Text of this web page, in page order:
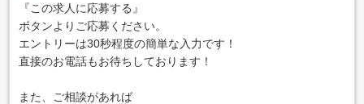
『この求人に応募する』
ボタンよりご応募ください。
エントリーは30秒程度の簡単な入力です！
直接のお電話もお待ちしております！
また、ご相談があれば